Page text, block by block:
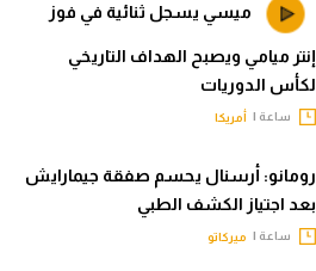
ميسي يسجل ثنائية في فوز
إنتر ميامي ويصبح الهداف التاريخي
لكأس الدوريات
ساعة | أمريكا
رومانو: أرسنال يحسم صفقة جيمارايش
بعد اجتياز الكشف الطبي
ساعة | ميركاتو